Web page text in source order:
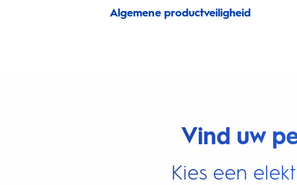
Algemene productveiligheid
Vind uw
Kies een